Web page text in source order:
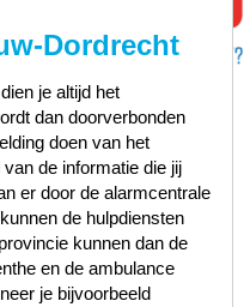
Dordrecht
je altijd het
dan doorverbonden
doen van het
de informatie die jij
er door de alarmcentrale
de hulpdiensten
kunnen dan de
en de ambulance
je bijvoorbeeld